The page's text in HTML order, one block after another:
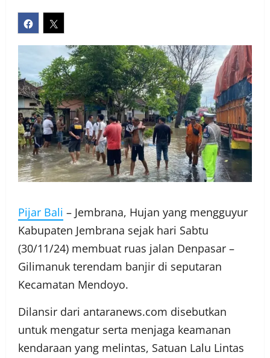
Pijar Bali – Jembrana, Hujan yang mengguyur
Kabupaten Jembrana sejak hari Sabtu
(30/11/24) membuat ruas jalan Denpasar –
Gilimanuk terendam banjir di seputaran
Kecamatan Mendoyo.
Dilansir dari antaranews.com disebutkan
untuk mengatur serta menjaga keamanan
kendaraan yang melintas, Satuan Lalu Lintas